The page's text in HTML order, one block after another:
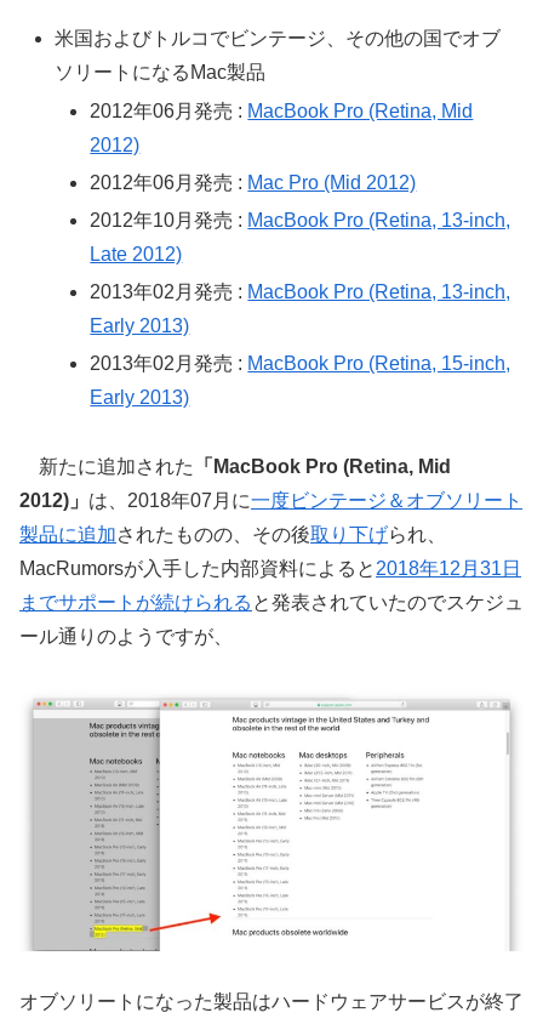
米国およびトルコでビンテージ、その他の国でオブ
ソリートになるMac製品
2012年06月発売 : MacBook Pro (Retina, Mid
2012)
2012年06月発売 : Mac Pro (Mid 2012)
2012年10月発売 : MacBook Pro (Retina, 13-inch,
Late 2012)
2013年02月発売 : MacBook Pro (Retina, 13-inch,
Early 2013)
2013年02月発売 : MacBook Pro (Retina, 15-inch,
Early 2013)
新たに追加された
「MacBook Pro (Retina, Mid
2012)」 は、2018年07月に一度ビンテージ＆オブソリート
製品に追加されたものの、その後取り下げられ、
MacRumorsが入手した内部資料によると 2018年12月31日
までサポートが続けられる と発表されていたのでスケジュ
ール通りのようですが、
オブソリートになった製品はハードウェアサービスが終了